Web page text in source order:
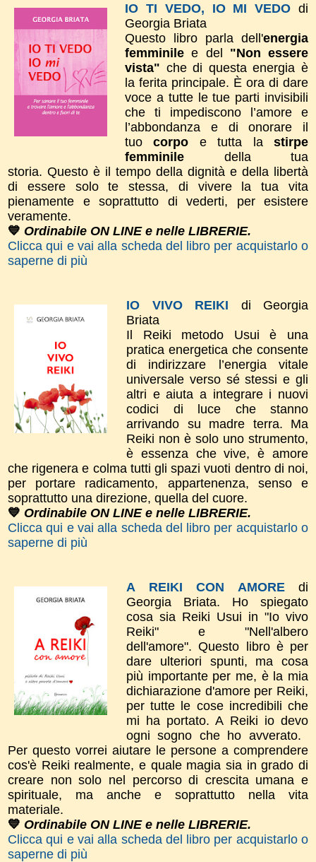
IO TI VEDO, IO MI VEDO di
Georgia Briata
Questo libro parla dell'energia
femminilee del "Non essere
vista" che di questa energia è
la ferita principale. È ora di dare
voce a tutte le tue parti invisibili
che ti impediscono l’amore e
l’abbondanza e di onorare il
tuocorpo e tutta lastirpe
femminile della tua
storia. Questo è il tempo della dignità e della libertà
di essere solo te stessa, di vivere la tua vita
pienamente e soprattutto di vederti, per esistere
veramente.
💙 Ordinabile ON LINE e nelle LIBRERIE.
Clicca qui e vai alla scheda del libro per acquistarlo o
saperne di più
IO VIVO REIKI di Georgia
Briata
Il Reiki metodo Usui è una
pratica energetica che consente
di indirizzare l’energia vitale
universale verso sé stessi e gli
altri e aiuta a integrare i nuovi
codici di luce che stanno
arrivando su madre terra. Ma
Reiki non è solo uno strumento,
è essenza che vive, è amore
che rigenera e colma tutti gli spazi vuoti dentro di noi,
per portare radicamento, appartenenza, senso e
soprattutto una direzione, quella del cuore.
💙 Ordinabile ON LINE e nelle LIBRERIE.
Clicca qui e vai alla scheda del libro per acquistarlo o
saperne di più
A REIKI CON AMOREdi
Georgia Briata. Ho spiegato
cosa sia Reiki Usui in "Io vivo
Reiki" e "Nell'albero
dell'amore".​Questo libro è per
dare ulteriori spunti, ma cosa
più importante per me, è la mia
dichiarazione d'amor​e per Reiki,
per tutte le cose incredibili che
mi ha portato. A Reiki io devo
ogni sogno che ho avverato.
Per questo vorrei aiutare le persone a comprendere
cos'è Reiki realmente, e quale magia sia in grado di
creare non solo nel percorso di crescita umana e
spirituale, ma anche e soprattutto nella vita
materiale.
💙 Ordinabile ON LINE e nelle LIBRERIE.
Clicca qui e vai alla scheda del libro per acquistarlo o
saperne di più